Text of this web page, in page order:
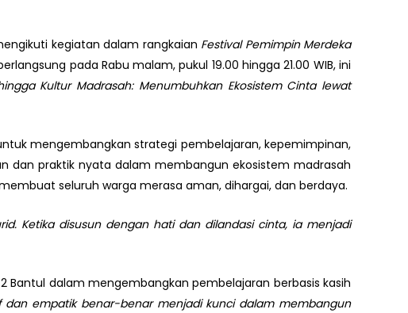
kegiatan dalam rangkaian Festival Pemimpin Merdeka
pada Rabu malam, pukul 19.00 hingga 21.00 WIB, ini
hingga Kultur Madrasah: Menumbuhkan Ekosistem Cinta lewat
mengembangkan strategi pembelajaran, kepemimpinan,
dan praktik nyata dalam membangun ekosistem madrasah
seluruh warga merasa aman, dihargai, dan berdaya.
Ketika disusun dengan hati dan dilandasi cinta, ia menjadi
Bantul dalam mengembangkan pembelajaran berbasis kasih
empatik benar-benar menjadi kunci dalam membangun